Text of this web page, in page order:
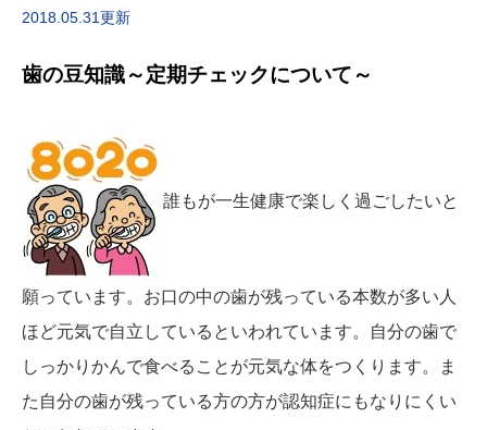
2018.05.31更新
歯の豆知識～定期チェックについて～
誰もが一生健康で楽しく過ごしたいと
願っています。お口の中の歯が残っている本数が多い人
ほど元気で自立しているといわれています。自分の歯で
しっかりかんで食べることが元気な体をつくります。ま
た自分の歯が残っている方の方が認知症にもなりにくい